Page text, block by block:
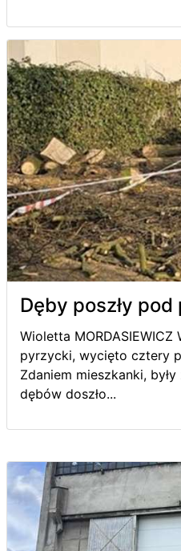
Dęby poszły pod
Wioletta
pyrzycki, wycięto cztery
Zdaniem mieszkanki,
dębów doszło...